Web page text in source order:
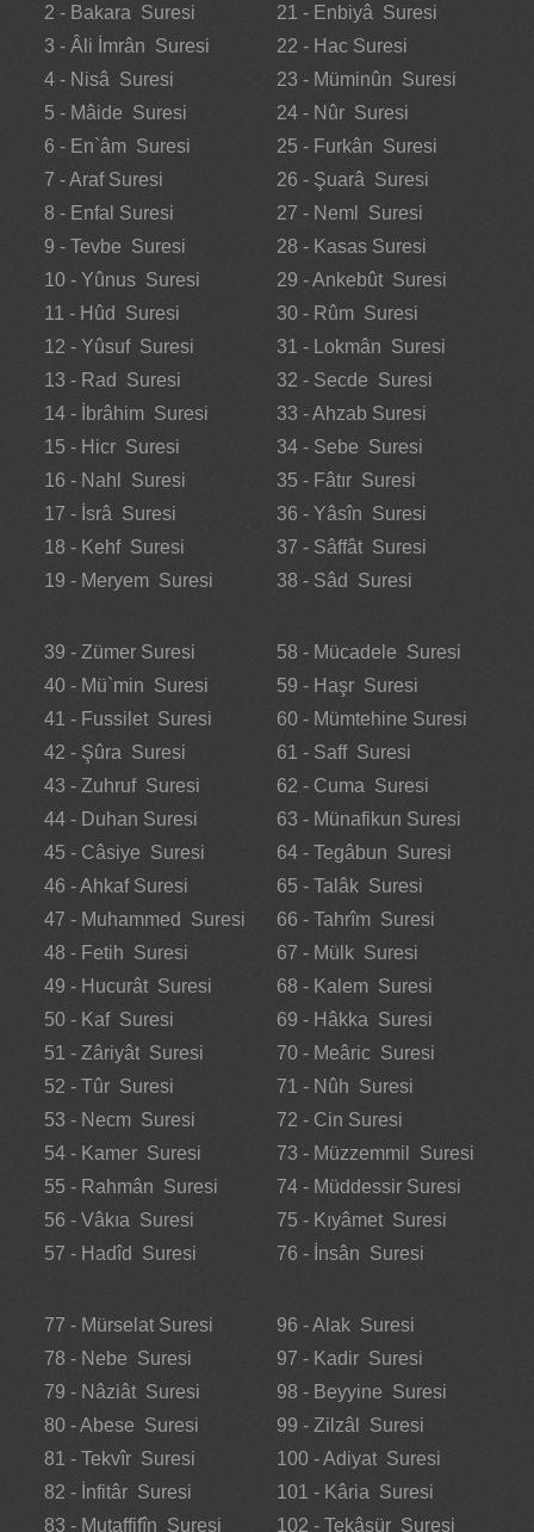
2 - Bakara Suresi
3 - Âli İmrân Suresi
4 - Nisâ Suresi
5 - Mâide Suresi
6 - En`âm Suresi
7 - Araf Suresi
8 - Enfal Suresi
9 - Tevbe Suresi
10 - Yûnus Suresi
11 - Hûd Suresi
12 - Yûsuf Suresi
13 - Rad Suresi
14 - İbrâhim Suresi
15 - Hicr Suresi
16 - Nahl Suresi
17 - İsrâ Suresi
18 - Kehf Suresi
19 - Meryem Suresi
21 - Enbiyâ Suresi
22 - Hac Suresi
23 - Müminûn Suresi
24 - Nûr Suresi
25 - Furkân Suresi
26 - Şuarâ Suresi
27 - Neml Suresi
28 - Kasas Suresi
29 - Ankebût Suresi
30 - Rûm Suresi
31 - Lokmân Suresi
32 - Secde Suresi
33 - Ahzab Suresi
34 - Sebe Suresi
35 - Fâtır Suresi
36 - Yâsîn Suresi
37 - Sâffât Suresi
38 - Sâd Suresi
39 - Zümer Suresi
40 - Mü`min Suresi
41 - Fussilet Suresi
42 - Şûra Suresi
43 - Zuhruf Suresi
44 - Duhan Suresi
45 - Câsiye Suresi
46 - Ahkaf Suresi
47 - Muhammed Suresi
48 - Fetih Suresi
49 - Hucurât Suresi
50 - Kaf Suresi
51 - Zâriyât Suresi
52 - Tûr Suresi
53 - Necm Suresi
54 - Kamer Suresi
55 - Rahmân Suresi
56 - Vâkıa Suresi
57 - Hadîd Suresi
58 - Mücadele Suresi
59 - Haşr Suresi
60 - Mümtehine Suresi
61 - Saff Suresi
62 - Cuma Suresi
63 - Münafikun Suresi
64 - Tegâbun Suresi
65 - Talâk Suresi
66 - Tahrîm Suresi
67 - Mülk Suresi
68 - Kalem Suresi
69 - Hâkka Suresi
70 - Meâric Suresi
71 - Nûh Suresi
72 - Cin Suresi
73 - Müzzemmil Suresi
74 - Müddessir Suresi
75 - Kıyâmet Suresi
76 - İnsân Suresi
77 - Mürselat Suresi
78 - Nebe Suresi
79 - Nâziât Suresi
80 - Abese Suresi
81 - Tekvîr Suresi
82 - İnfitâr Suresi
83 - Mutaffifîn Suresi
96 - Alak Suresi
97 - Kadir Suresi
98 - Beyyine Suresi
99 - Zilzâl Suresi
100 - Adiyat Suresi
101 - Kâria Suresi
102 - Tekâsür Suresi